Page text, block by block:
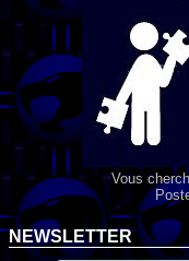
Vous
NEWSLETTER